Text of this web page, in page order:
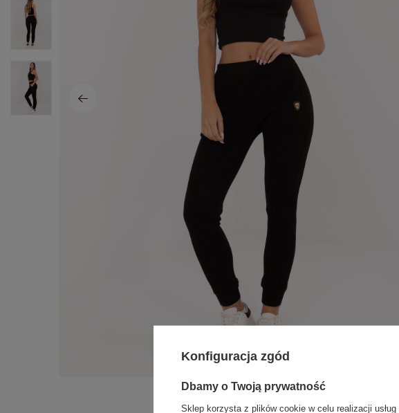
Konfiguracja zgód
Dbamy o Twoją prywatność
Sklep korzysta z plików cookie w celu realizacji usług